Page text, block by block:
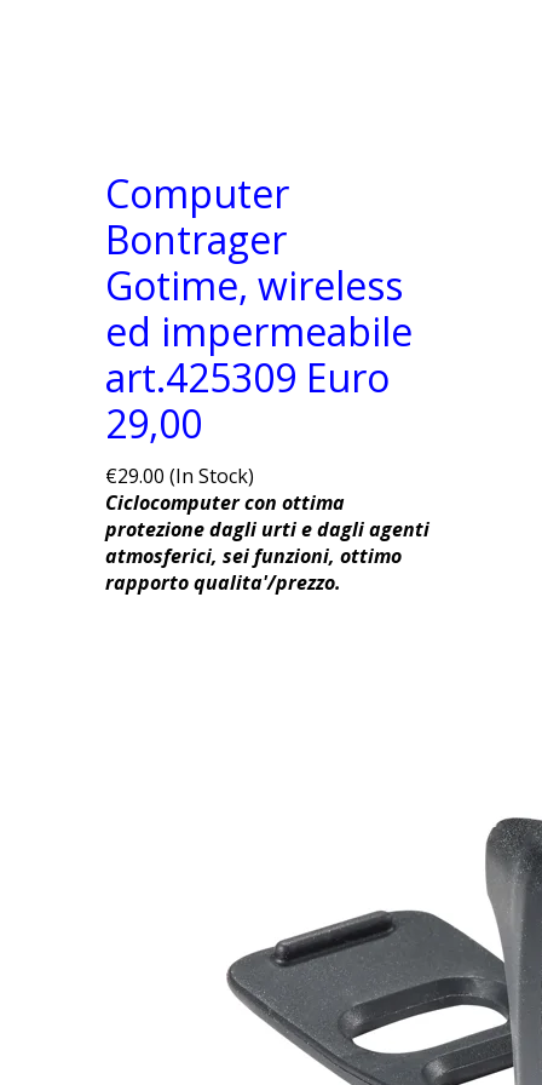
Computer
Bontrager
Gotime, wireless
ed impermeabile
art.425309 Euro
29,00
€29.00 (In Stock)
Ciclocomputer con ottima
protezione dagli urti e dagli agenti
atmosferici, sei funzioni, ottimo
rapporto qualita'/prezzo.